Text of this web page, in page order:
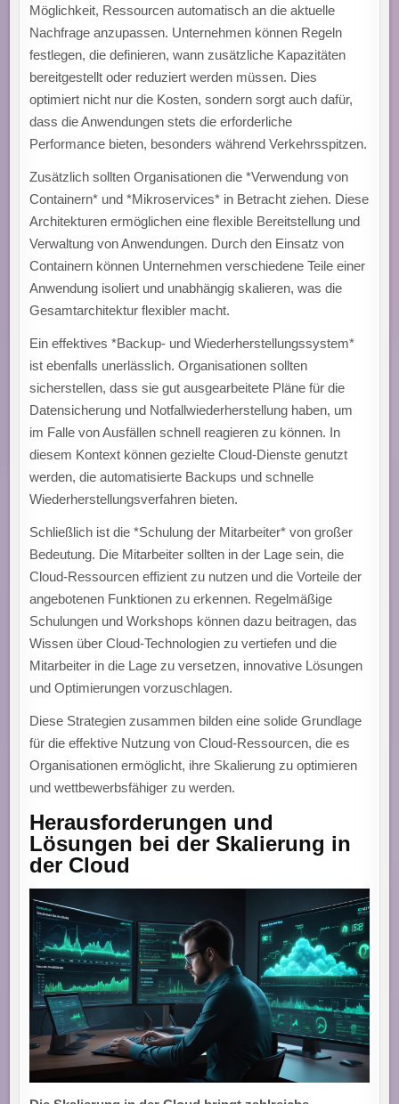
Möglichkeit, Ressourcen automatisch an die aktuelle
Nachfrage anzupassen. Unternehmen können Regeln
festlegen, die definieren, wann zusätzliche Kapazitäten
bereitgestellt oder reduziert werden müssen. Dies
optimiert nicht nur die Kosten, sondern sorgt auch dafür,
dass die Anwendungen stets die erforderliche
Performance bieten, besonders während Verkehrsspitzen.
Zusätzlich sollten Organisationen die *Verwendung von
Containern* und *Mikroservices* in Betracht ziehen. Diese
Architekturen ermöglichen eine flexible Bereitstellung und
Verwaltung von Anwendungen. Durch den Einsatz von
Containern können Unternehmen verschiedene Teile einer
Anwendung isoliert und unabhängig skalieren, was die
Gesamtarchitektur flexibler macht.
Ein effektives *Backup- und Wiederherstellungssystem*
ist ebenfalls unerlässlich. Organisationen sollten
sicherstellen, dass sie gut ausgearbeitete Pläne für die
Datensicherung und Notfallwiederherstellung haben, um
im Falle von Ausfällen schnell reagieren zu können. In
diesem Kontext können gezielte Cloud-Dienste genutzt
werden, die automatisierte Backups und schnelle
Wiederherstellungsverfahren bieten.
Schließlich ist die *Schulung der Mitarbeiter* von großer
Bedeutung. Die Mitarbeiter sollten in der Lage sein, die
Cloud-Ressourcen effizient zu nutzen und die Vorteile der
angebotenen Funktionen zu erkennen. Regelmäßige
Schulungen und Workshops können dazu beitragen, das
Wissen über Cloud-Technologien zu vertiefen und die
Mitarbeiter in die Lage zu versetzen, innovative Lösungen
und Optimierungen vorzuschlagen.
Diese Strategien zusammen bilden eine solide Grundlage
für die effektive Nutzung von Cloud-Ressourcen, die es
Organisationen ermöglicht, ihre Skalierung zu optimieren
und wettbewerbsfähiger zu werden.
Herausforderungen und
Lösungen bei der Skalierung in
der Cloud